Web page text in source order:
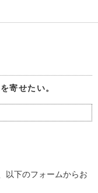
寄せたい。
以下のフォームからお